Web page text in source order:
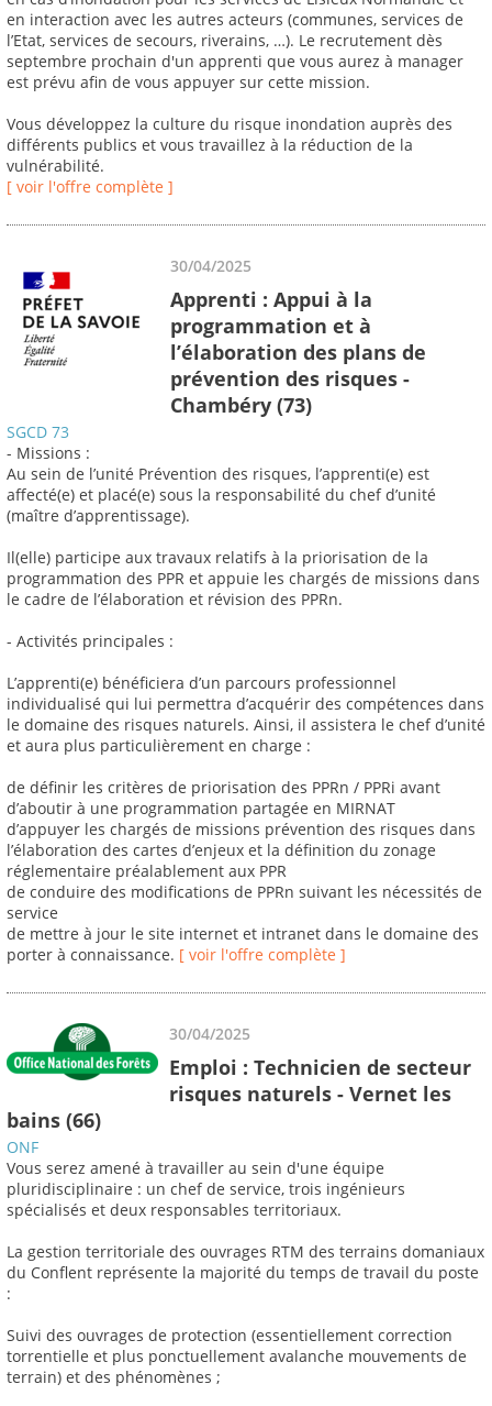
en interaction avec les autres acteurs (communes, services de
l’Etat, services de secours, riverains, …). Le recrutement dès
septembre prochain d'un apprenti que vous aurez à manager
est prévu afin de vous appuyer sur cette mission.
Vous développez la culture du risque inondation auprès des
différents publics et vous travaillez à la réduction de la
vulnérabilité.
[ voir l'offre complète ]
30/04/2025
Apprenti : Appui à la
programmation et à
l’élaboration des plans de
prévention des risques -
Chambéry (73)
SGCD 73
- Missions :
Au sein de l’unité Prévention des risques, l’apprenti(e) est
affecté(e) et placé(e) sous la responsabilité du chef d’unité
(maître d’apprentissage).
Il(elle) participe aux travaux relatifs à la priorisation de la
programmation des PPR et appuie les chargés de missions dans
le cadre de l’élaboration et révision des PPRn.
- Activités principales :
L’apprenti(e) bénéficiera d’un parcours professionnel
individualisé qui lui permettra d’acquérir des compétences dans
le domaine des risques naturels. Ainsi, il assistera le chef d’unité
et aura plus particulièrement en charge :
de définir les critères de priorisation des PPRn / PPRi avant
d’aboutir à une programmation partagée en MIRNAT
d’appuyer les chargés de missions prévention des risques dans
l’élaboration des cartes d’enjeux et la définition du zonage
réglementaire préalablement aux PPR
de conduire des modifications de PPRn suivant les nécessités de
service
de mettre à jour le site internet et intranet dans le domaine des
porter à connaissance. [ voir l'offre complète ]
30/04/2025
Emploi : Technicien de secteur
risques naturels - Vernet les
bains (66)
ONF
Vous serez amené à travailler au sein d'une équipe
pluridisciplinaire : un chef de service, trois ingénieurs
spécialisés et deux responsables territoriaux.
La gestion territoriale des ouvrages RTM des terrains domaniaux
du Conflent représente la majorité du temps de travail du poste
:
Suivi des ouvrages de protection (essentiellement correction
torrentielle et plus ponctuellement avalanche mouvements de
terrain) et des phénomènes ;